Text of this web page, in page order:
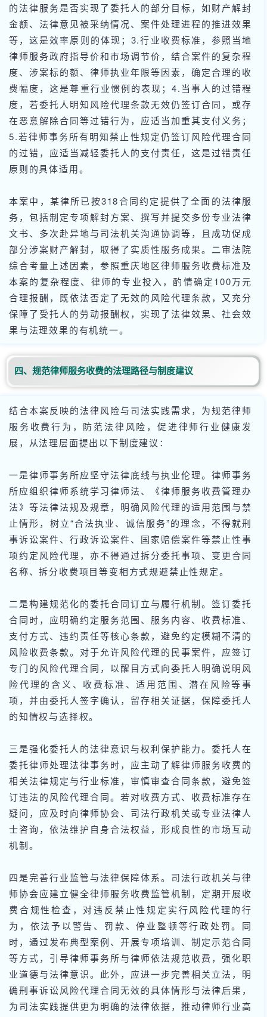
的法律服务是否实现了委托人的部分目标，如财产解封
金额、法律意见被采纳情况、案件处理进程的推进效果
等，这是效率原则的体现；3.行业收费标准，参照当地
律师服务政府指导价和市场调节价，结合案件的复杂程
度、涉案标的额、律师执业年限等因素，确定合理的收
费幅度，这是尊重行业惯例的表现；4.当事人的过错程
度，若委托人明知风险代理条款无效仍签订合同，或存
在恶意解除合同等过错行为，应适当加重其支付义务；
5.若律师事务所有明知禁止性规定仍签订风险代理合同
的过错，应适当减轻委托人的支付责任，这是过错责任
原则的具体适用。
本案中，某律所已按318合同约定提供了全面的法律服
务，包括制定专项解封方案、撰写并提交多份专业法律
文书、多次赴异地与司法机关沟通协调等，且成功促成
部分涉案财产解封，取得了实质性服务成果。二审法院
综合考量上述因素，参照重庆地区律师服务收费标准及
本案的复杂程度、律师的专业投入，酌情确定100万元
合理报酬，既依法否定了无效的风险代理条款，又充分
保障了受托人的劳动报酬权，实现了法律效果、社会效
果与法理效果的有机统一。
四、规范律师服务收费的法理路径与制度建议
结合本案反映的法律风险与司法实践需求，为规范律师
服务收费行为，防范法律风险，促进律师行业健康发
展，从法理层面提出以下制度建议：
一是律师事务所应坚守法律底线与执业伦理。律师事务
所应组织律师系统学习律师法、《律师服务收费管理办
法》等法律法规及规章，明确风险代理的适用范围与禁
止情形，树立“合法执业、诚信服务”的理念，不得就刑
事诉讼案件、行政诉讼案件、国家赔偿案件等禁止性事
项约定风险代理，亦不得通过拆分委托事项、变更合同
名称、拆分收费项目等变相方式规避禁止性规定。
二是构建规范化的委托合同订立与履行机制。签订委托
合同时，应明确约定服务范围、服务内容、收费标准、
支付方式、违约责任等核心条款，避免约定模糊不清的
风险收费条款。对于允许风险代理的民事案件，应签订
专门的风险代理合同，以醒目方式向委托人明确说明风
险代理的含义、收费标准、适用范围、潜在风险等事
项，并由委托人签字确认，留存相关证据，保障委托人
的知情权与选择权。
三是强化委托人的法律意识与权利保护能力。委托人在
委托律师处理法律事务时，应主动了解律师服务收费的
相关法律规定与行业标准，审慎审查合同条款，避免签
订违法的风险代理合同。若对收费方式、收费标准存在
疑问，应及时向律师协会、司法行政机关或专业法律人
士咨询，依法维护自身合法权益，形成良性的市场互动
机制。
四是完善行业监管与法律保障体系。司法行政机关与律
师协会应建立健全律师服务收费监管机制，定期开展收
费合规性检查，对违反禁止性规定实行风险代理的行
为，依法予以警告、罚款、停业整顿等行政处罚。同
时，通过发布典型案例、开展专项培训、制定示范合同
等方式，引导律师事务所与律师依法规范收费，强化职
业道德与法律意识。此外，应进一步完善相关立法，明
确刑事诉讼风险代理合同无效的具体情形与法律后果，
为司法实践提供更为明确的法律依据，推动律师行业高